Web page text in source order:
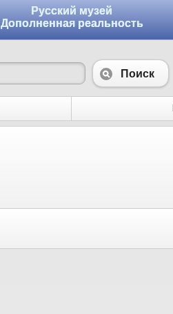
Русский музей
Дополненная реальность
Поиск